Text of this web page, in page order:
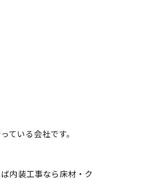
ている会社です。
内装工事なら床材・ク